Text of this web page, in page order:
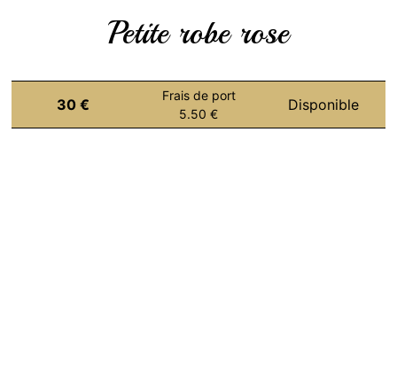
Petite robe rose
30 €
Frais de port
5.50 €
Disponible